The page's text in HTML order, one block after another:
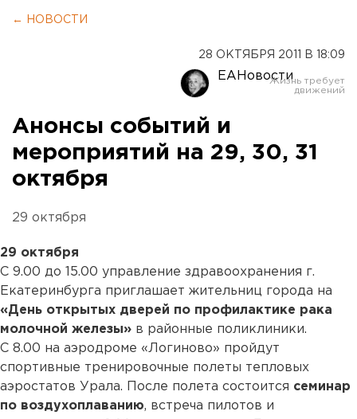
← НОВОСТИ
28 ОКТЯБРЯ 2011 В 18:09
ЕАНовости
Анонсы событий и
мероприятий на 29, 30, 31
октября
29 октября
29 октября
С 9.00 до 15.00 управление здравоохранения г.
Екатеринбурга приглашает жительниц города на
«День открытых дверей по профилактике рака
молочной железы» в районные поликлиники.
С 8.00 на аэродроме «Логиново» пройдут
спортивные тренировочные полеты тепловых
аэростатов Урала. После полета состоится семинар
по воздухоплаванию, встреча пилотов и